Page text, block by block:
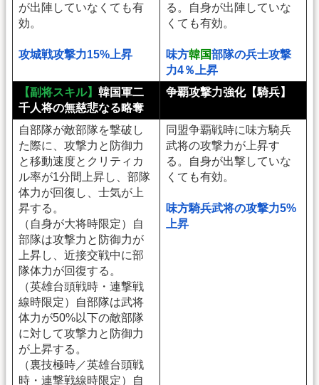
が出陣していなくても有
効。
攻城戦攻撃力15%上昇
る。自身が出陣していな
くても有効。
味方韓国部隊の兵士攻撃
力4％上昇
【副将スキル】 韓国軍二
千人将の無慈悲なる略奪
争覇攻撃力強化【騎兵】
自部隊が敵部隊を撃破し
た際に、攻撃力と防御力
と移動速度とクリティカ
ル率が1分間上昇し、部隊
体力が回復し、士気が上
昇する。
（自身が大将時限定）自
部隊は攻撃力と防御力が
上昇し、近接交戦中に部
隊体力が回復する。
（英雄台頭戦時・連撃戦
線時限定）自部隊は武将
体力が50%以下の敵部隊
に対して攻撃力と防御力
が上昇する。
（裏技極時／英雄台頭戦
時・連撃戦線時限定）自
同盟争覇戦時に味方騎兵
武将の攻撃力が上昇す
る。自身が出撃していな
くても有効。
味方騎兵武将の攻撃力5%
上昇